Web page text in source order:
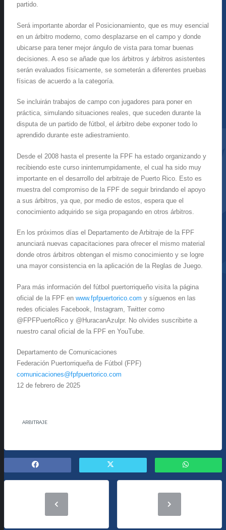
partido.
Será importante abordar el Posicionamiento, que es muy esencial
en un árbitro moderno, como desplazarse en el campo y donde
ubicarse para tener mejor ángulo de vista para tomar buenas
decisiones. A eso se añade que los árbitros y árbitros asistentes
serán evaluados físicamente, se someterán a diferentes pruebas
físicas de acuerdo a la categoría.
Se incluirán trabajos de campo con jugadores para poner en
práctica, simulando situaciones reales, que suceden durante la
disputa de un partido de fútbol, el árbitro debe exponer todo lo
aprendido durante este adiestramiento.
Desde el 2008 hasta el presente la FPF ha estado organizando y
recibiendo este curso ininterrumpidamente, el cual ha sido muy
importante en el desarrollo del arbitraje de Puerto Rico. Esto es
muestra del compromiso de la FPF de seguir brindando el apoyo
a sus árbitros, ya que, por medio de estos, espera que el
conocimiento adquirido se siga propagando en otros árbitros.
En los próximos días el Departamento de Arbitraje de la FPF
anunciará nuevas capacitaciones para ofrecer el mismo material
donde otros árbitros obtengan el mismo conocimiento y se logre
una mayor consistencia en la aplicación de la Reglas de Juego.
Para más información del fútbol puertorriqueño visita la página
oficial de la FPF en www.fpfpuertorico.com y síguenos en las
redes oficiales Facebook, Instagram, Twitter como
@FPFPuertoRico y @HuracanAzulpr. No olvides suscribirte a
nuestro canal oficial de la FPF en YouTube.
Departamento de Comunicaciones
Federación Puertorriqueña de Fútbol (FPF)
comunicaciones@fpfpuertorico.com
12 de febrero de 2025
ARBITRAJE